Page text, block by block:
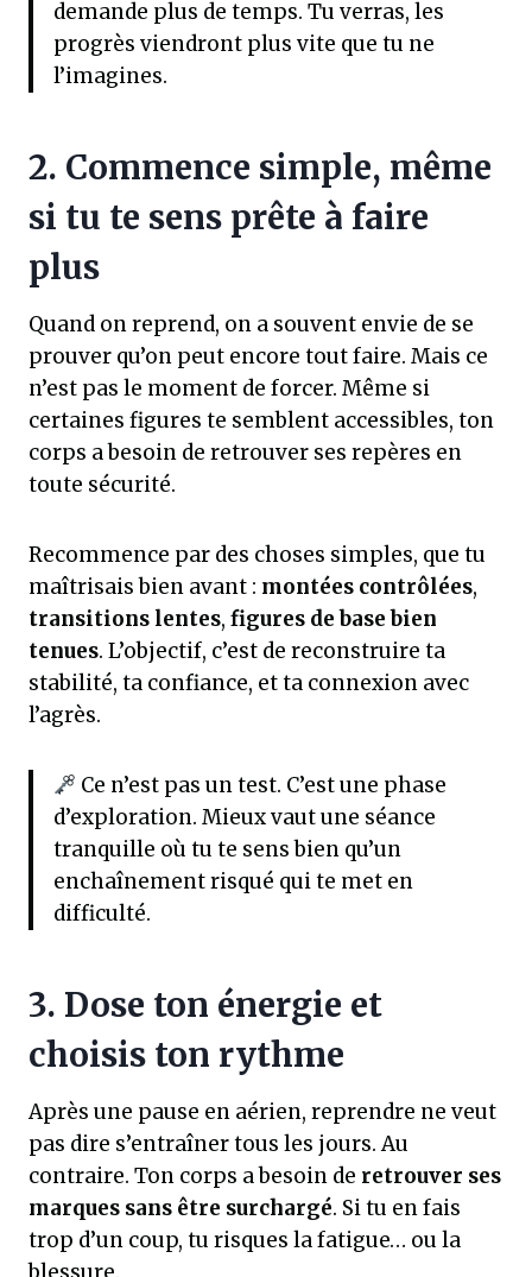
demande plus de temps. Tu verras, les
progrès viendront plus vite que tu ne
l’imagines.
2. Commence simple, même
si tu te sens prête à faire
plus
Quand on reprend, on a souvent envie de se
prouver qu’on peut encore tout faire. Mais ce
n’est pas le moment de forcer. Même si
certaines figures te semblent accessibles, ton
corps a besoin de retrouver ses repères en
toute sécurité.
Recommence par des choses simples, que tu
maîtrisais bien avant : montées contrôlées,
transitions lentes, figures de base bien
tenues. L’objectif, c’est de reconstruire ta
stabilité, ta confiance, et ta connexion avec
l’agrès.
Ce n’est pas un test. C’est une phase
d’exploration. Mieux vaut une séance
tranquille où tu te sens bien qu’un
enchaînement risqué qui te met en
difficulté.
3. Dose ton énergie et
choisis ton rythme
Après une pause en aérien, reprendre ne veut
pas dire s’entraîner tous les jours. Au
contraire. Ton corps a besoin de retrouver ses
marques sans être surchargé. Si tu en fais
trop d’un coup, tu risques la fatigue… ou la